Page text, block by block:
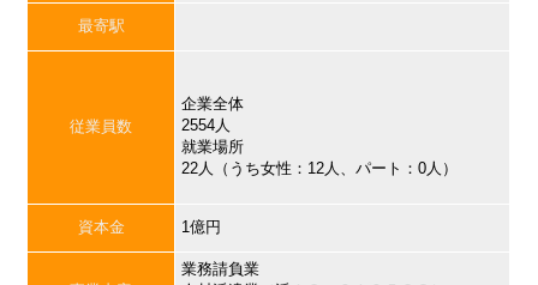
最寄駅
従業員数
企業全体
2554人
就業場所
22人（うち女性：12人、パート：0人）
資本金 1億円
業務請負業